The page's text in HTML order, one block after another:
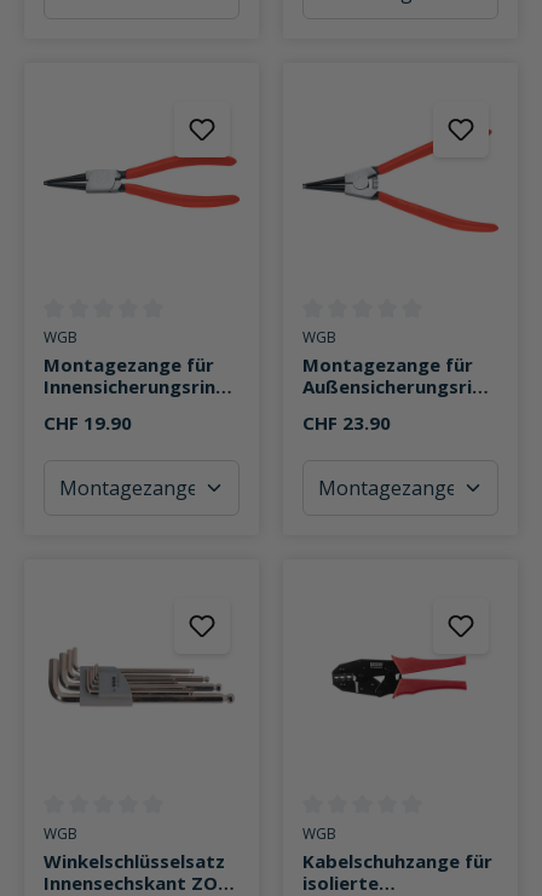
Durchschnittliche Bewertung von 0 von 5 Sternen
WGB
Montagezange für
Innensicherungsringe
CHF 19.90
Durchschnittliche Bewertung
WGB
Montagezange für
Außensicherungsring
CHF 23.90
Durchschnittliche Bewertung von 0 von 5 Sternen
WGB
Winkelschlüsselsatz
Innensechskant ZOLL
Durchschnittliche Bewertung
WGB
Kabelschuhzange für
isolierte